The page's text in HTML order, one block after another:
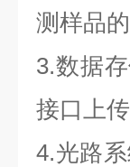
测样品
3.数据
接口上
4.光路